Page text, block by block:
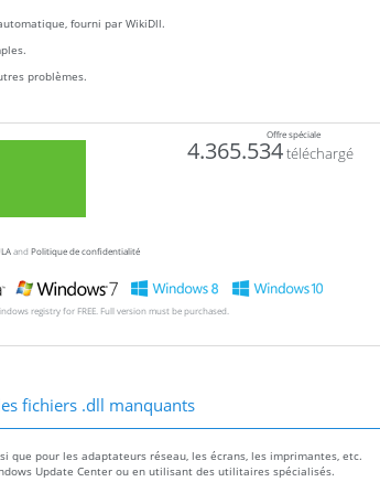
fourni par WikiDll.
problèmes.
Offre spéciale
4.365.534téléchargé
andPolitique de confidentialité
registry for FREE. Full version must be purchased.
fichiers .dll manquants
que pour les adaptateurs réseau, les écrans, les imprimantes, etc.
Update Center ou en utilisant des utilitaires spécialisés.